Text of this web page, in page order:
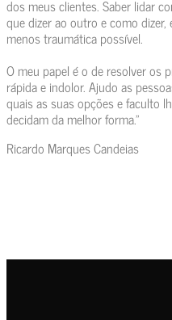
dos meus clientes. Saber lidar
que dizer ao outro e como
menos traumática possível.
O meu papel é o de resolver os
rápida e indolor. Ajudo as
quais as suas opções e faculto
decidam da melhor forma.”
Ricardo Marques Candeias